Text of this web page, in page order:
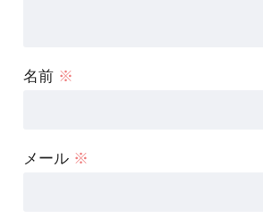
名前 ※
メール ※